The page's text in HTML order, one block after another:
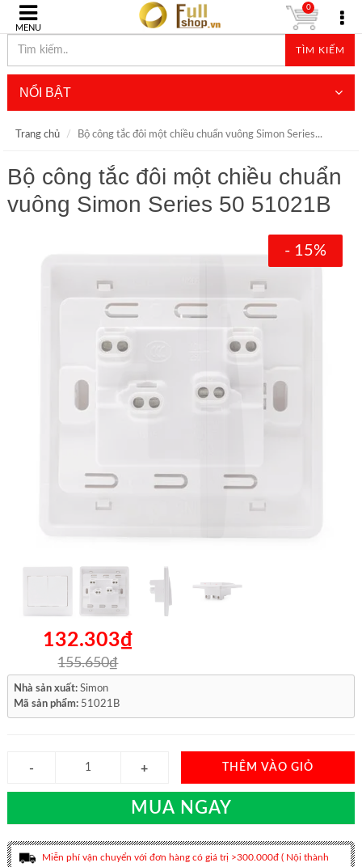
MENU
TÌM KIẾM
0
NỔI BẬT
Trang chủ Bộ công tắc đôi một chiều chuẩn vuông Simon Series...
Bộ công tắc đôi một chiều chuẩn
vuông Simon Series 50 51021B
- 15%
132.303₫
155.650₫
Nhà sản xuất: Simon
Mã sản phẩm: 51021B
THÊM VÀO GIỎ
MUA NGAY
Miễn phí vận chuyển với đơn hàng có giá trị >300.000đ ( Nội thành